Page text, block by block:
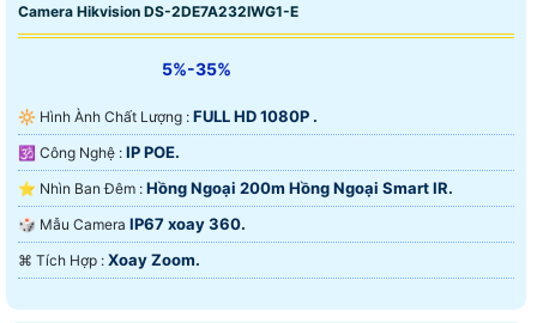
Camera Hikvision DS-2DE7A232IWG1-E
5%-35%
🔆 Hình Ành Chất Lượng : FULL HD 1080P .
🕉️ Công Nghệ : IP POE.
⭐ Nhìn Ban Đêm : Hồng Ngoại 200m Hồng Ngoại Smart IR.
🎲 Mẫu Camera IP67 xoay 360.
️⌘ Tích Hợp : Xoay Zoom.